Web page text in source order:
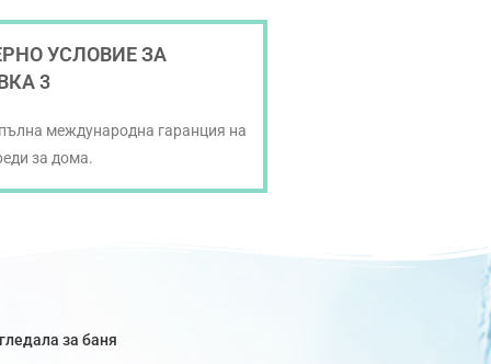
УСЛОВИЕ ЗА
3
международна гаранция на
за дома.
за баня